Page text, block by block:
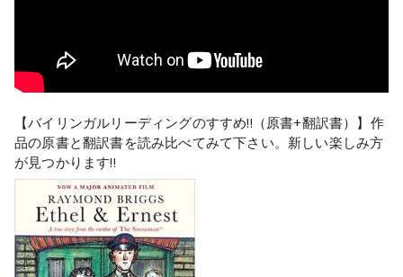
【バイリンガルリーディングのすすめ!!（原書+翻訳書）】作
品の原書と翻訳書を読み比べてみて下さい。新しい楽しみ方
が見つかります!!